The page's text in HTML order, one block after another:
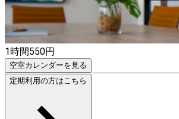
1時間550円
空室カレンダーを見る
定期利用の方はこちら